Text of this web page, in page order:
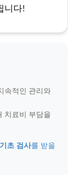
니다!
속적인 관리와
치료비 부담을
초 검사를 받을